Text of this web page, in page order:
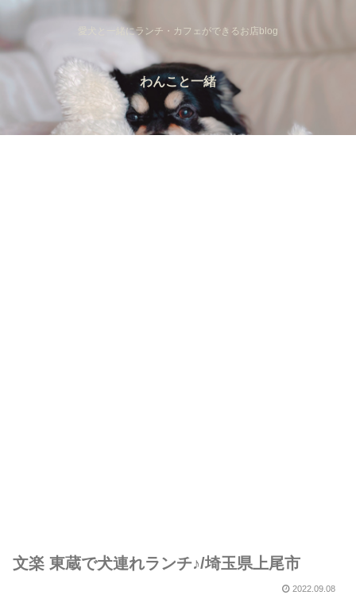
愛犬と一緒にランチ・カフェができるお店blog
わんこと一緒
文楽 東蔵で犬連れランチ♪/埼玉県上尾市
2022.09.08